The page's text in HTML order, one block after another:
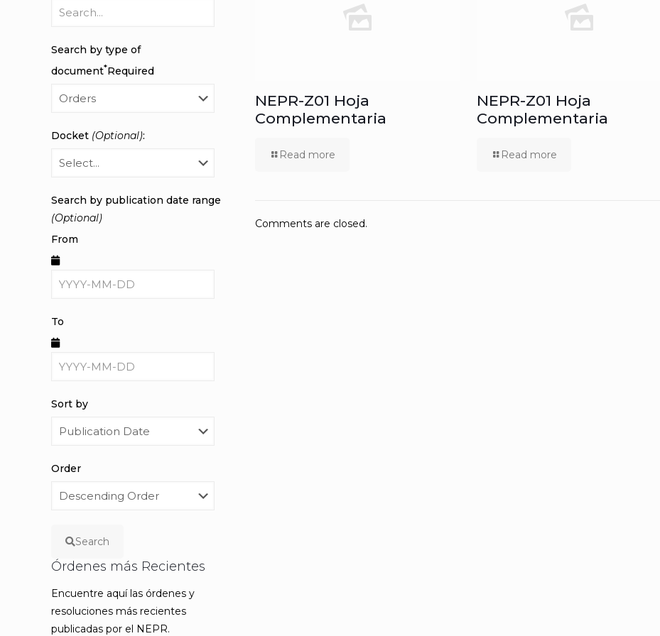
NEPR-Z01 Hoja
Complementaria
Read more
NEPR-Z01 Hoja
Complementaria
Read more
Comments are closed.
Search by type of
document*Required
Docket (Optional):
Search by publication date range
(Optional)
From
To
Sort by
Order
Search
Órdenes más Recientes
Encuentre aquí las órdenes y
resoluciones más recientes
publicadas por el NEPR.